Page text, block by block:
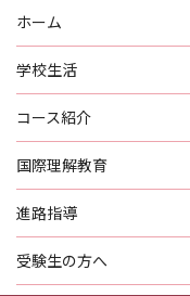
ホーム
学校生活
コース紹介
国際理解教育
進路指導
受験生の方へ